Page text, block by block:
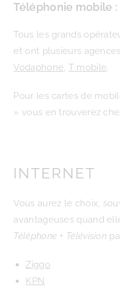
Téléphonie mobile :
Tous les grands
et ont plusieurs
Vodaphone, T mobile.
Pour les cartes de
» vous en trouverez
INTERNET
Vous aurez le choix,
avantageuses quand
Téléphone + Télévision
Ziggo
KPN